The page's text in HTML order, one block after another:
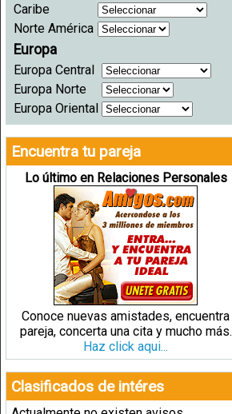
Caribe
Norte América
Europa
Europa Central
Europa Norte
Europa Oriental
Encuentra tu pareja
Lo último en Relaciones Personales
Conoce nuevas amistades, encuentra
pareja, concerta una cita y mucho más.
Haz click aqui...
Clasificados de intéres